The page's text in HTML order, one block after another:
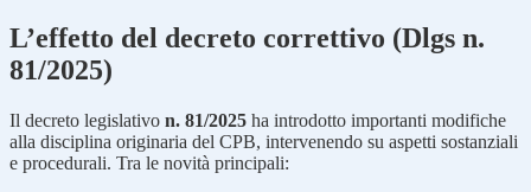
L’effetto del decreto correttivo (Dlgs n.
81/2025)
Il decreto legislativo n. 81/2025 ha introdotto importanti modifiche
alla disciplina originaria del CPB, intervenendo su aspetti sostanziali
e procedurali. Tra le novità principali: